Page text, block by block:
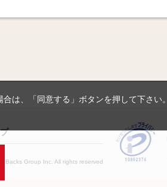
Backs Group Inc. All rights reserved
は、「同意する」ボタンを押して下さい。